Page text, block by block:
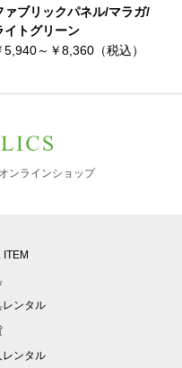
ァブリックパネル/マラガ/
イトグリーン
5,940～￥8,360（税込）
ンラインショップ
ITEM
レンタル
レンタル